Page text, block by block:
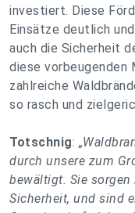
investiert. Diese
Einsätze deutlich
auch die Sicherheit
diese vorbeugenden
zahlreiche
so rasch und
Totschnig:
durch unsere zum
bewältigt. Sie
Sicherheit, und sind